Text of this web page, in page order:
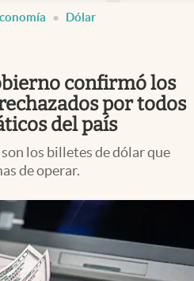
Dólar
confirmó los
por todos
del país
los billetes de dólar que
de operar.